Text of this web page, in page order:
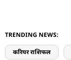
TRENDING NEWS:
करियर राशिफल